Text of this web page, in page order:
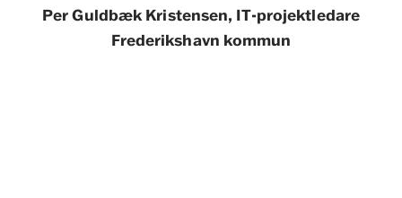
Per Guldbæk Kristensen, IT-projektledare
Frederikshavn kommun